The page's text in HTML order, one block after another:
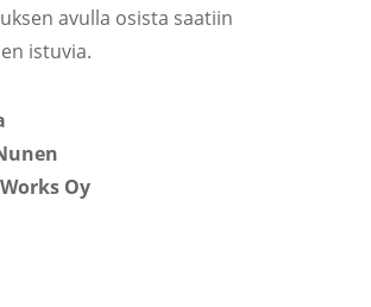
avulla osista saatiin
istuvia.
Oy